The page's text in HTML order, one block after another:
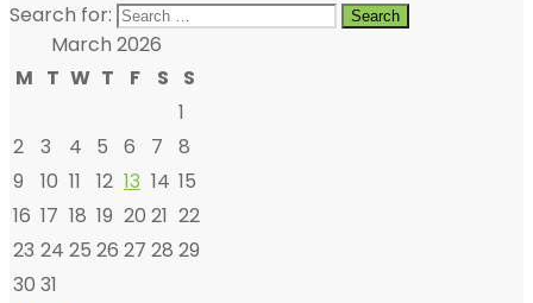
Search for:
March 2026
M T W T F S
S
1
2
3 4 5 6 7
8
9
10 11 12 13 14 15
16 17 18 19 20 21 22
23 24 25 26 27 28 29
30 31